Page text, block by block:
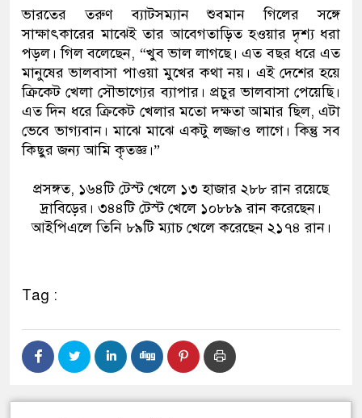
ভারতের তরুণ ব্যাটসম্যান শুবমান গিলের সঙ্গে
সাক্ষাৎকারের মাঝেই তার আবেগতাড়িত হওয়ার দৃশ্য ধরা
পড়ল। গিল বলেছেন, “খুব ভাল লাগছে। এত বছর ধরে এত
মানুষের ভালবাসা পাওয়া মুখের কথা নয়। এই দেশের হয়ে
ক্রিকেট খেলা সৌভাগ্যের ব্যাপার। প্রচুর ভালবাসা পেয়েছি।
এত দিন ধরে ক্রিকেট খেলার মতো দক্ষতা আমার ছিল, এটা
ভেবে ভাগ্যবান। মাঝে মাঝে একটু লজ্জাও লাগে। কিন্তু সব
কিছুর জন্য আমি কৃতজ্ঞ।”
প্রসঙ্গত, ১৬৪টি টেস্ট খেলে ১৩ হাজার ২৮৮ রান রয়েছে
দ্রাবিড়ের। ৩৪৪টি টেস্ট খেলে ১০৮৮৯ রান করেছেন।
আইপিএলে তিনি ৮৯টি ম্যাচ খেলে করেছেন ২১৭৪ রান।
Tag :